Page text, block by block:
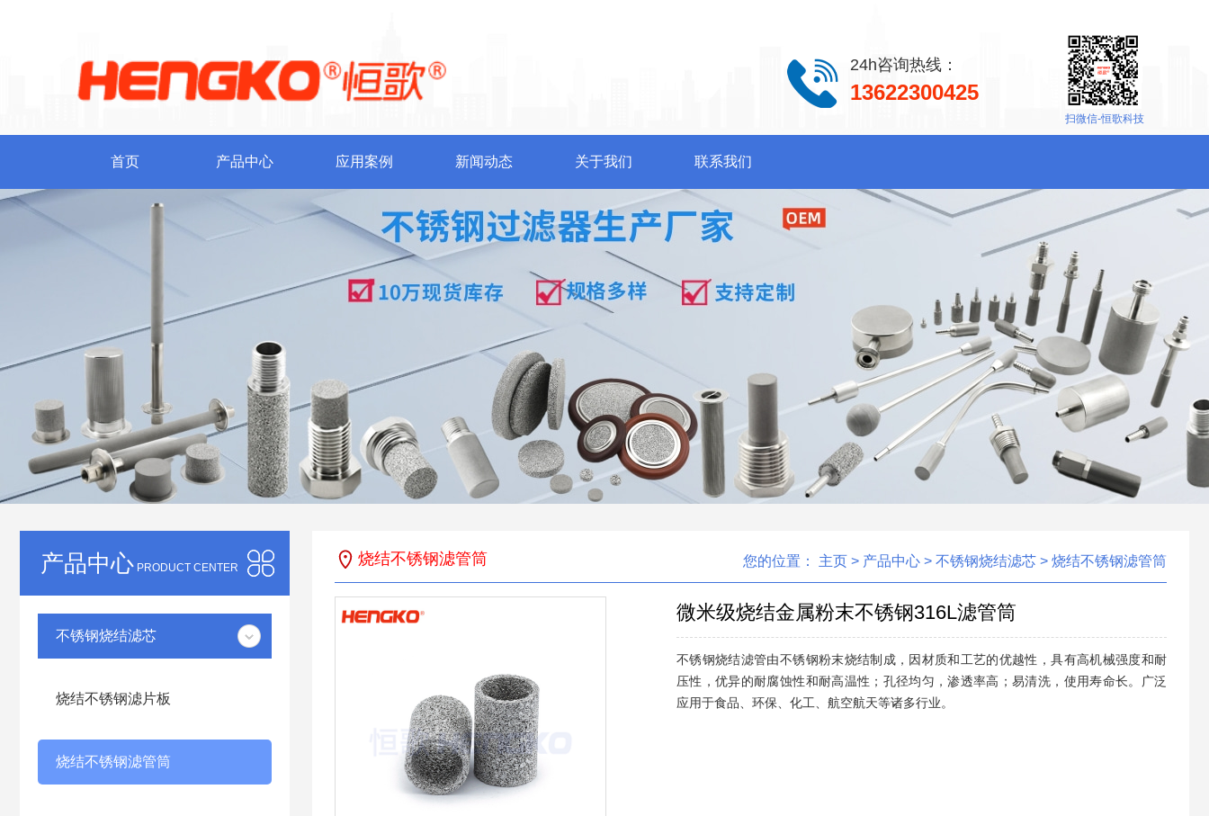
扫微信-恒歌科技
24h咨询热线：
13622300425
首页 产品中心 应用案例 新闻动态 关于我们 联系我们
产品中心 PRODUCT CENTER
不锈钢烧结滤芯
烧结不锈钢滤片板
烧结不锈钢滤管筒
烧结不锈钢滤管筒 您的位置： 主页 > 产品中心 > 不锈钢烧结滤芯 > 烧结不锈钢滤管筒
微米级烧结金属粉末不锈钢316L滤管筒
不锈钢烧结滤管由不锈钢粉末烧结制成，因材质和工艺的优越性，具有高机械强度和耐
压性，优异的耐腐蚀性和耐高温性；孔径均匀，渗透率高；易清洗，使用寿命长。广泛
应用于食品、环保、化工、航空航天等诸多行业。